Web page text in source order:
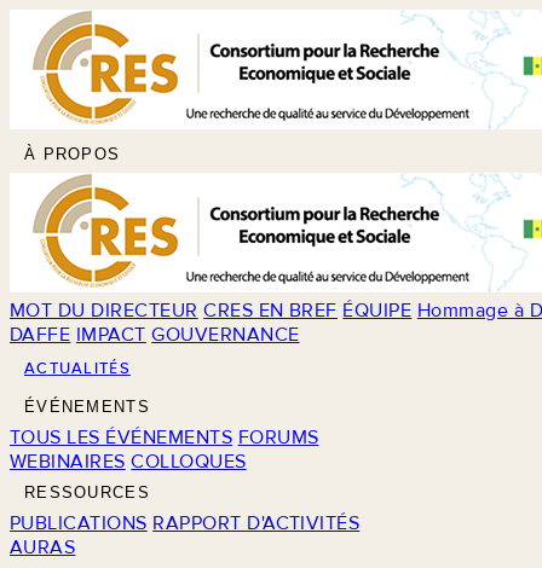
À PROPOS
MOT DU DIRECTEUR CRES EN BREF ÉQUIPE Hommage à
DAFFE IMPACT GOUVERNANCE
ACTUALITÉS
ÉVÉNEMENTS
TOUS LES ÉVÉNEMENTS FORUMS
WEBINAIRES COLLOQUES
RESSOURCES
PUBLICATIONS RAPPORT D'ACTIVITÉS
AURAS